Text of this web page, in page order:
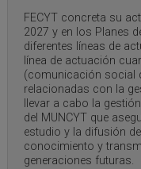
FECYT concreta su
2027 y en los Planes
diferentes líneas de
línea de actuación
(comunicación social
relacionadas con la
llevar a cabo la
del MUNCYT que
estudio y la difusión
conocimiento y
generaciones futuras.